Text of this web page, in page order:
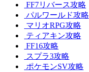
FF7リバース攻略
パルワールド攻略
マリオRPG攻略
ティアキン攻略
FF16攻略
スプラ3攻略
ポケモンSV攻略